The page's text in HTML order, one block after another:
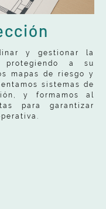
y gestionar la
protegiendo a su
mapas de riesgo y
sistemas de
y formamos al
para garantizar